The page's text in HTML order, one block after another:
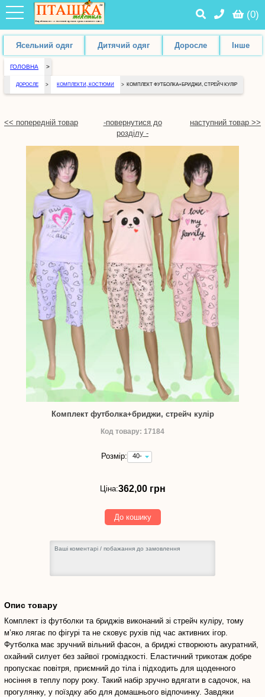
(0)
Ясельний одяг Дитячий одяг Доросле Інше
ГОЛОВНА >
ДОРОСЛЕ > КОМПЛЕКТИ, КОСТЮМИ > КОМПЛЕКТ ФУТБОЛКА+БРИДЖИ, СТРЕЙЧ КУЛІР
<< попередній товар
-повернутися до
розділу -
наступний товар >>
Комплект футболка+бриджи, стрейч кулір
Код товару: 17184
Розмір:
40-
42
-
грн
Ціна:362,00 грн
До кошику
Опис товару
Комплект із футболки та бриджів виконаний зі стрейч куліру, тому
м’яко лягає по фігурі та не сковує рухів під час активних ігор.
Футболка має зручний вільний фасон, а бриджі створюють акуратний,
охайний силует без зайвої громіздкості. Еластичний трикотаж добре
пропускає повітря, приємний до тіла і підходить для щоденного
носіння в теплу пору року. Такий набір зручно вдягати в садочок, на
прогулянку, у поїздку або для домашнього відпочинку. Завдяки